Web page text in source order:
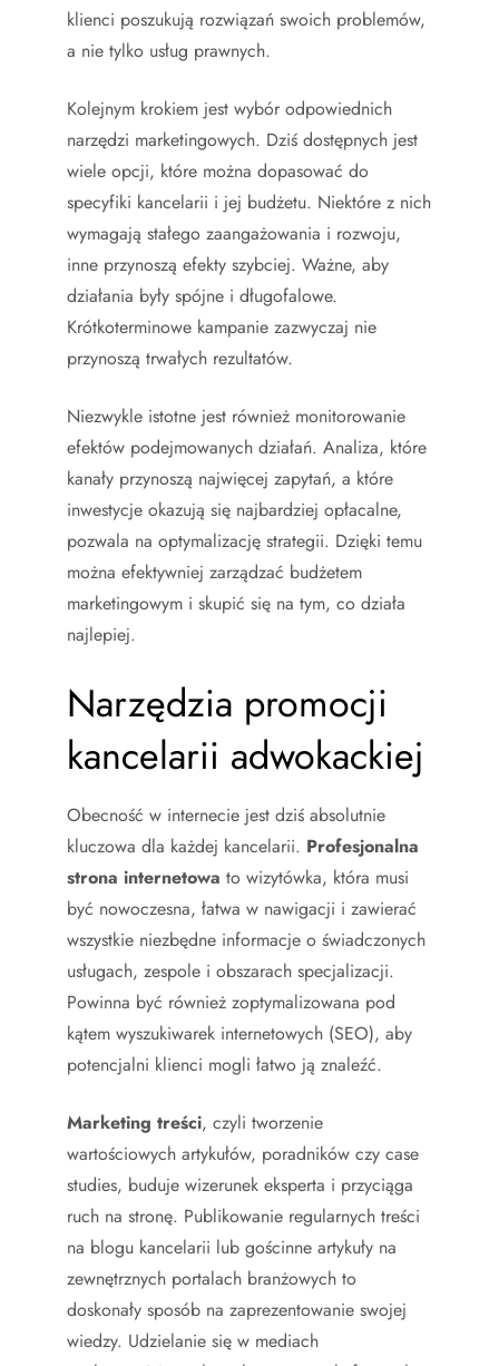
klienci poszukują rozwiązań swoich problemów,
a nie tylko usług prawnych.
Kolejnym krokiem jest wybór odpowiednich
narzędzi marketingowych. Dziś dostępnych jest
wiele opcji, które można dopasować do
specyfiki kancelarii i jej budżetu. Niektóre z nich
wymagają stałego zaangażowania i rozwoju,
inne przynoszą efekty szybciej. Ważne, aby
działania były spójne i długofalowe.
Krótkoterminowe kampanie zazwyczaj nie
przynoszą trwałych rezultatów.
Niezwykle istotne jest również monitorowanie
efektów podejmowanych działań. Analiza, które
kanały przynoszą najwięcej zapytań, a które
inwestycje okazują się najbardziej opłacalne,
pozwala na optymalizację strategii. Dzięki temu
można efektywniej zarządzać budżetem
marketingowym i skupić się na tym, co działa
najlepiej.
Narzędzia promocji
kancelarii adwokackiej
Obecność w internecie jest dziś absolutnie
kluczowa dla każdej kancelarii. Profesjonalna
strona internetowa to wizytówka, która musi
być nowoczesna, łatwa w nawigacji i zawierać
wszystkie niezbędne informacje o świadczonych
usługach, zespole i obszarach specjalizacji.
Powinna być również zoptymalizowana pod
kątem wyszukiwarek internetowych (SEO), aby
potencjalni klienci mogli łatwo ją znaleźć.
Marketing treści, czyli tworzenie
wartościowych artykułów, poradników czy case
studies, buduje wizerunek eksperta i przyciąga
ruch na stronę. Publikowanie regularnych treści
na blogu kancelarii lub gościnne artykuły na
zewnętrznych portalach branżowych to
doskonały sposób na zaprezentowanie swojej
wiedzy. Udzielanie się w mediach